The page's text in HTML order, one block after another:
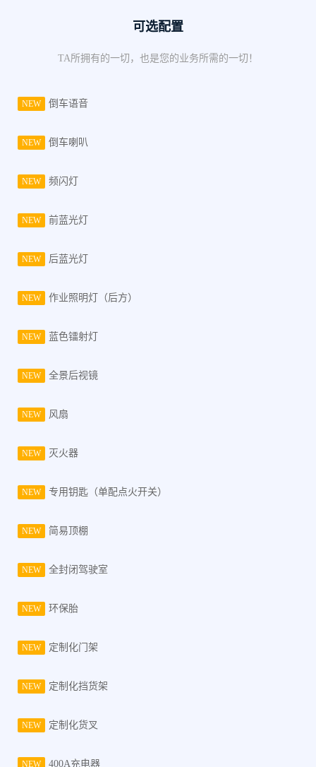
可选配置
TA所拥有的一切，也是您的业务所需的一切！
NEW 倒车语音
NEW 倒车喇叭
NEW 频闪灯
NEW 前蓝光灯
NEW 后蓝光灯
NEW 作业照明灯（后方）
NEW 蓝色镭射灯
NEW 全景后视镜
NEW 风扇
NEW 灭火器
NEW 专用钥匙（单配点火开关）
NEW 简易顶棚
NEW 全封闭驾驶室
NEW 环保胎
NEW 定制化门架
NEW 定制化挡货架
NEW 定制化货叉
NEW 400A充电器